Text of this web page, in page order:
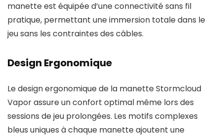
manette est équipée d’une connectivité sans fil
pratique, permettant une immersion totale dans le
jeu sans les contraintes des câbles.
Design Ergonomique
Le design ergonomique de la manette Stormcloud
Vapor assure un confort optimal même lors des
sessions de jeu prolongées. Les motifs complexes
bleus uniques à chaque manette ajoutent une